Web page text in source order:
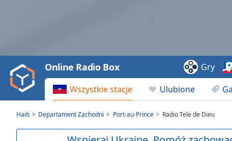
Video
Play
Backward
Skip
Current
Wszystkie stacje Ulubione
Online Radio Box Gry
Haiti Departament Zachodni Port-au-Prince Radio Tele de Dieu